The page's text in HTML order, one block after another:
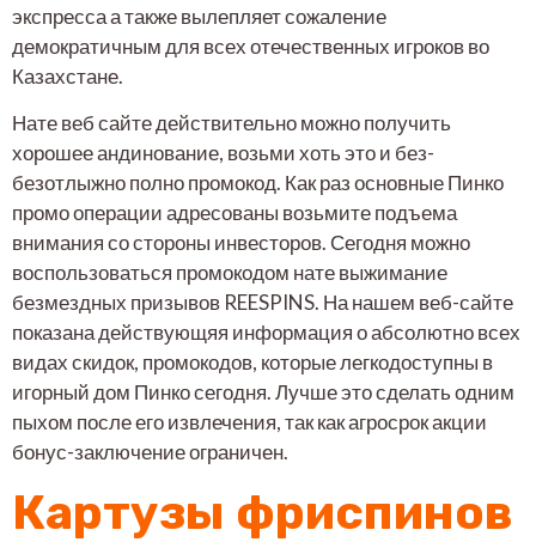
экспресса а также вылепляет сожаление
демократичным для всех отечественных игроков во
Казахстане.
Нате веб сайте действительно можно получить
хорошее андинование, возьми хоть это и без-
безотлыжно полно промокод. Как раз основные Пинко
промо операции адресованы возьмите подъема
внимания со стороны инвесторов. Сегодня можно
воспользоваться промокодом нате выжимание
безмездных призывов REESPINS. На нашем веб-сайте
показана действующяя информация о абсолютно всех
видах скидок, промокодов, которые легкодоступны в
игорный дом Пинко сегодня. Лучше это сделать одним
пыхом после его извлечения, так как агросрок акции
бонус-заключение ограничен.
Картузы фриспинов